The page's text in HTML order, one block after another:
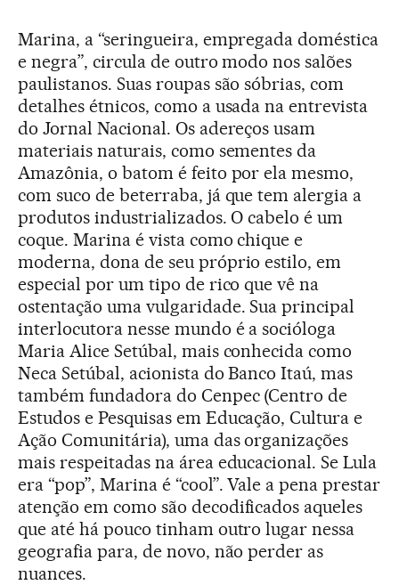
Marina, a “seringueira, empregada doméstica
e negra”, circula de outro modo nos salões
paulistanos. Suas roupas são sóbrias, com
detalhes étnicos, como a usada na entrevista
do Jornal Nacional. Os adereços usam
materiais naturais, como sementes da
Amazônia, o batom é feito por ela mesmo,
com suco de beterraba, já que tem alergia a
produtos industrializados. O cabelo é um
coque. Marina é vista como chique e
moderna, dona de seu próprio estilo, em
especial por um tipo de rico que vê na
ostentação uma vulgaridade. Sua principal
interlocutora nesse mundo é a socióloga
Maria Alice Setúbal, mais conhecida como
Neca Setúbal, acionista do Banco Itaú, mas
também fundadora do Cenpec (Centro de
Estudos e Pesquisas em Educação, Cultura e
Ação Comunitária), uma das organizações
mais respeitadas na área educacional. Se Lula
era “pop”, Marina é “cool”. Vale a pena prestar
atenção em como são decodificados aqueles
que até há pouco tinham outro lugar nessa
geografia para, de novo, não perder as
nuances.